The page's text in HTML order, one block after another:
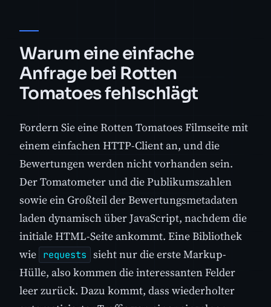
Warum eine einfache
Anfrage bei Rotten
Tomatoes fehlschlägt
Fordern Sie eine Rotten Tomatoes Filmseite mit
einem einfachen HTTP-Client an, und die
Bewertungen werden nicht vorhanden sein.
Der Tomatometer und die Publikumszahlen
sowie ein Großteil der Bewertungsmetadaten
laden dynamisch über JavaScript, nachdem die
initiale HTML-Seite ankommt. Eine Bibliothek
wie requests sieht nur die erste Markup-
Hülle, also kommen die interessanten Felder
leer zurück. Dazu kommt, dass wiederholter